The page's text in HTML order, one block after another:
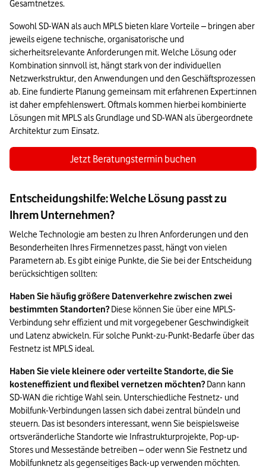
Gesamtnetzes.
Sowohl SD-WAN als auch MPLS bieten klare Vorteile – bringen aber
jeweils eigene technische, organisatorische und
sicherheitsrelevante Anforderungen mit. Welche Lösung oder
Kombination sinnvoll ist, hängt stark von der individuellen
Netzwerkstruktur, den Anwendungen und den Geschäftsprozessen
ab. Eine fundierte Planung gemeinsam mit erfahrenen Expert:innen
ist daher empfehlenswert. Oftmals kommen hierbei kombinierte
Lösungen mit MPLS als Grundlage und SD-WAN als übergeordnete
Architektur zum Einsatz.
Jetzt Beratungstermin buchen
Entscheidungshilfe: Welche Lösung passt zu
Ihrem Unternehmen?
Welche Technologie am besten zu Ihren Anforderungen und den
Besonderheiten Ihres Firmennetzes passt, hängt von vielen
Parametern ab. Es gibt einige Punkte, die Sie bei der Entscheidung
berücksichtigen sollten:
Haben Sie häufig größere Datenverkehre zwischen zwei
bestimmten Standorten? Diese können Sie über eine MPLS-
Verbindung sehr effizient und mit vorgegebener Geschwindigkeit
und Latenz abwickeln. Für solche Punkt-zu-Punkt-Bedarfe über das
Festnetz ist MPLS ideal.
Haben Sie viele kleinere oder verteilte Standorte, die Sie
kosteneffizient und flexibel vernetzen möchten? Dann kann
SD-WAN die richtige Wahl sein. Unterschiedliche Festnetz- und
Mobilfunk-Verbindungen lassen sich dabei zentral bündeln und
steuern. Das ist besonders interessant, wenn Sie beispielsweise
ortsveränderliche Standorte wie Infrastrukturprojekte, Pop-up-
Stores und Messestände betreiben – oder wenn Sie Festnetz und
Mobilfunknetz als gegenseitiges Back-up verwenden möchten.